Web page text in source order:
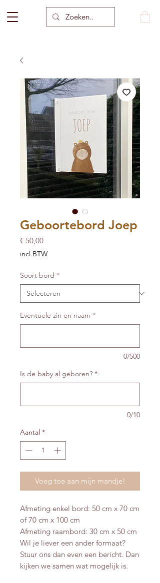
Geboortebord Joep
€ 50,00Prijs
incl.BTW
Soort bord *
Eventuele zin en naam *
0/500
Is de baby al geboren? *
0/10
Aantal *
Voeg toe aan mijn mandje!
Afmeting enkel bord: 50 cm x 70 cm
of 70 cm x 100 cm
Afmeting raambord: 30 cm x 50 cm
Wil je liever een ander formaat?
Stuur ons dan even een bericht. Dan
kijken we samen wat mogelijk is.